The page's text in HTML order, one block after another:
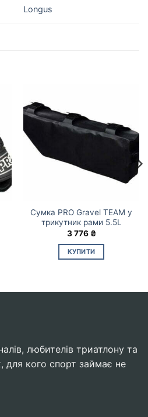
Longus
Сумка PRO Gravel TEAM у
трикутник рами 5.5L
3 776 ₴
КУПИТИ
любителів триатлону та
для кого спорт займає не